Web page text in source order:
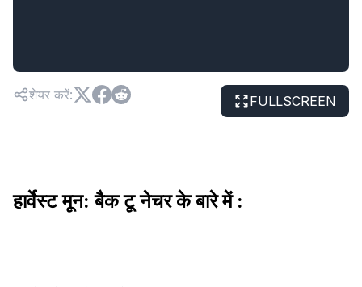
शेयर करें: FULLSCREEN
हार्वेस्ट मून: बैक टू नेचर के बारे में :